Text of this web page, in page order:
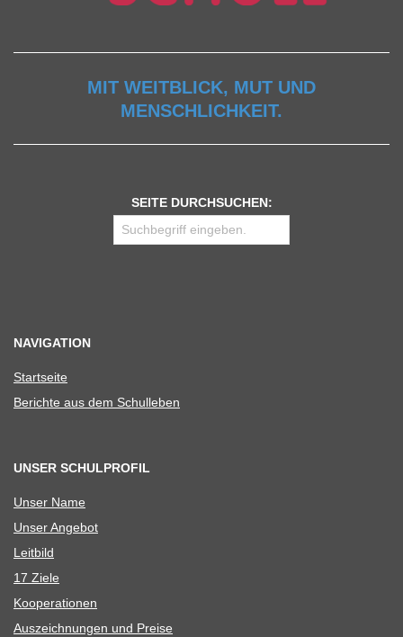
MIT WEITBLICK, MUT UND
MENSCHLICHKEIT.
SEITE DURCHSUCHEN:
NAVIGATION
Start­seite
Berichte aus dem Schulleben
UNSER SCHULPROFIL
Unser Name
Unser Ange­bot
Leit­bild
17 Ziele
Koope­ra­tio­nen
Aus­zeich­nun­gen und Preise